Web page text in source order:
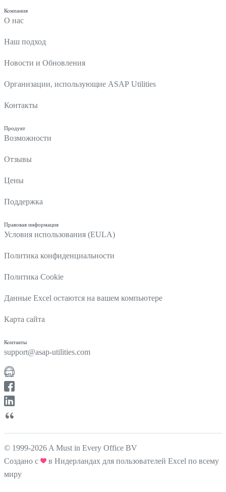
Компания
О нас
Наш подход
Новости и Обновления
Организации, использующие ASAP Utilities
Контакты
Продукт
Возможности
Отзывы
Цены
Поддержка
Правовая информация
Условия использования (EULA)
Политика конфиденциальности
Политика Cookie
Данные Excel остаются на вашем компьютере
Карта сайта
Контакты
support@asap-utilities.com
© 1999-2026 A Must in Every Office BV
Создано с
в Нидерландах для пользователей Excel по всему
миру